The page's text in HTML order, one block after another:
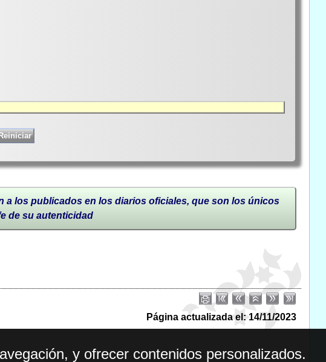
los publicados en los diarios oficiales, que son los únicos
de su autenticidad
Página actualizada el: 14/11/2023
y ofrecer contenidos personalizados.